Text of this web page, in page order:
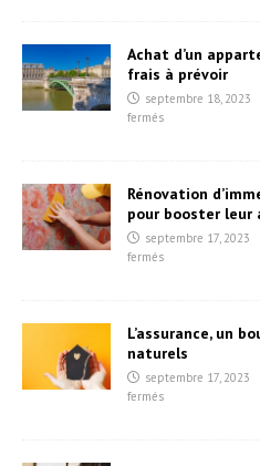
Achat d’un
frais à prévoir
septembre 18, 2023
fermés
Rénovation
pour booster
septembre 17, 2023
fermés
L’assurance, un
naturels
septembre 17, 2023
fermés